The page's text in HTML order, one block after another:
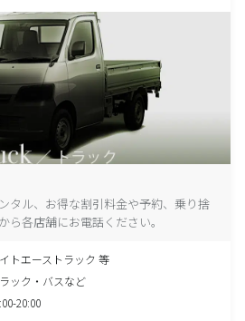
タル、お得な割引料金や予約、乗り捨
ら各店舗にお電話ください。
トエーストラック 等
ック・バスなど
20:00